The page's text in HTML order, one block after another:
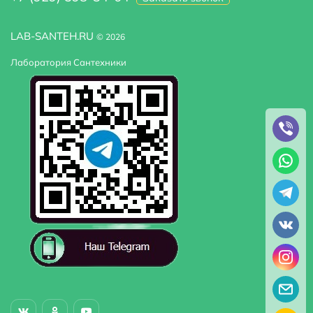
Страна бренда Китай
24 кг
LAB-SANTEH.RU © 2026
Лаборатория Сантехники